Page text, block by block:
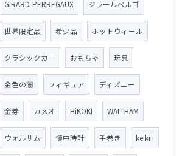
GIRARD-PERREGAUX ジラールペルゴ
世界限定品 希少品 ホットウィール
クラシックカー おもちゃ 玩具
金色の闇 フィギュア ディズニー
金券 カメオ HiKOKI WALTHAM
ウォルサム 懐中時計 手巻き keikiii